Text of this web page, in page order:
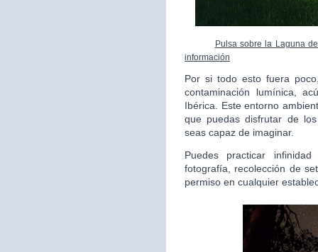
Pulsa sobre la Laguna
información
Por si todo esto fuera
contaminación lumínica,
Ibérica. Este entorno
que puedas disfrutar de
seas capaz de imaginar.
Puedes practicar
fotografía, recolección de
permiso en cualquier